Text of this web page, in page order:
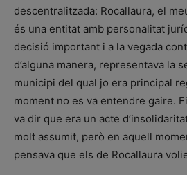
descentralitzada: Rocallaura, el
és una entitat amb personalitat
decisió important i a la vegada
d’alguna manera, representava la
municipi del qual jo era principal
moment no es va entendre gaire.
va dir que era un acte
molt assumit, però en aquell
pensava que els de Rocallaura